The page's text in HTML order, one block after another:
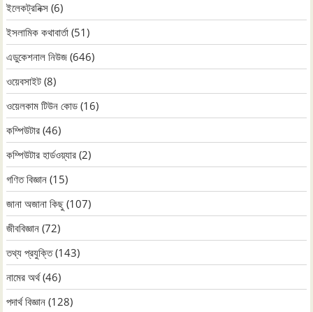
ইলেকট্রনিক্স (6)
ইসলামিক কথাবার্তা (51)
এডুকেশনাল নিউজ (646)
ওয়েবসাইট (8)
ওয়েলকাম টিউন কোড (16)
কম্পিউটার (46)
কম্পিউটার হার্ডওয়্যার (2)
গণিত বিজ্ঞান (15)
জানা অজানা কিছু (107)
জীববিজ্ঞান (72)
তথ্য প্রযুক্তি(143)
নামের অর্থ(46)
পদার্থ বিজ্ঞান (128)